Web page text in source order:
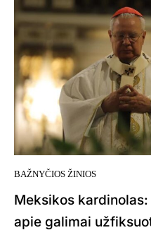
BAŽNYČIOS ŽINIOS
Meksikos
apie galimai